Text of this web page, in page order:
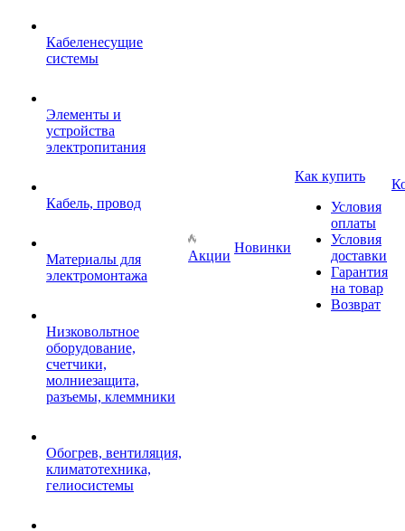
Кабеленесущие
системы
Элементы и
устройства
электропитания
Кабель, провод
Материалы для
электромонтажа
Низковольтное
оборудование,
счетчики,
молниезащита,
разъемы, клеммники
Обогрев, вентиляция,
климатотехника,
гелиосистемы
Акции
Новинки
Как купить
Условия
оплаты
Условия
доставки
Гарантия
на товар
Возврат